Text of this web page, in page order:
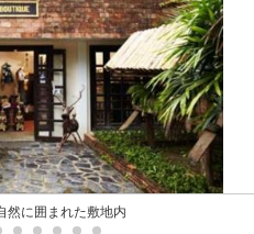
然に囲まれた敷地内